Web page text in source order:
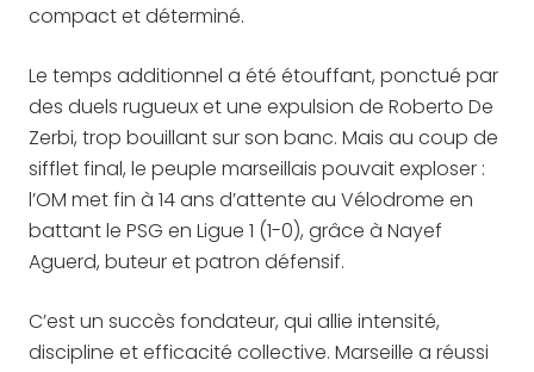
compact et déterminé.
Le temps additionnel a été étouffant, ponctué par
des duels rugueux et une expulsion de Roberto De
Zerbi, trop bouillant sur son banc. Mais au coup de
sifflet final, le peuple marseillais pouvait exploser :
l’OM met fin à 14 ans d’attente au Vélodrome en
battant le PSG en Ligue 1 (1-0), grâce à Nayef
Aguerd, buteur et patron défensif.
C’est un succès fondateur, qui allie intensité,
discipline et efficacité collective. Marseille a réussi